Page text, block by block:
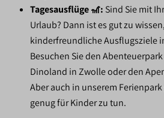
Tagesausflüge 🎢: Sind Sie mit
Urlaub? Dann ist es gut zu
kinderfreundliche Ausflugsziele
Besuchen Sie den
Dinoland in Zwolle oder den
Aber auch in unserem
genug für Kinder zu tun.